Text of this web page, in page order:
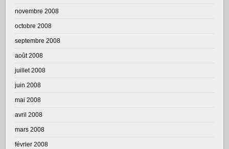
novembre 2008
octobre 2008
septembre 2008
août 2008
juillet 2008
juin 2008
mai 2008
avril 2008
mars 2008
février 2008